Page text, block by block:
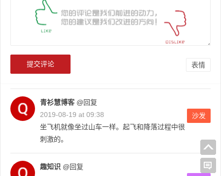
表情
青衫慧博客 @回复
2019-08-19 at 09:38
沙发
坐飞机就像坐过山车一样。起飞和降落过程中很
刺激的。
趣知识 @回复